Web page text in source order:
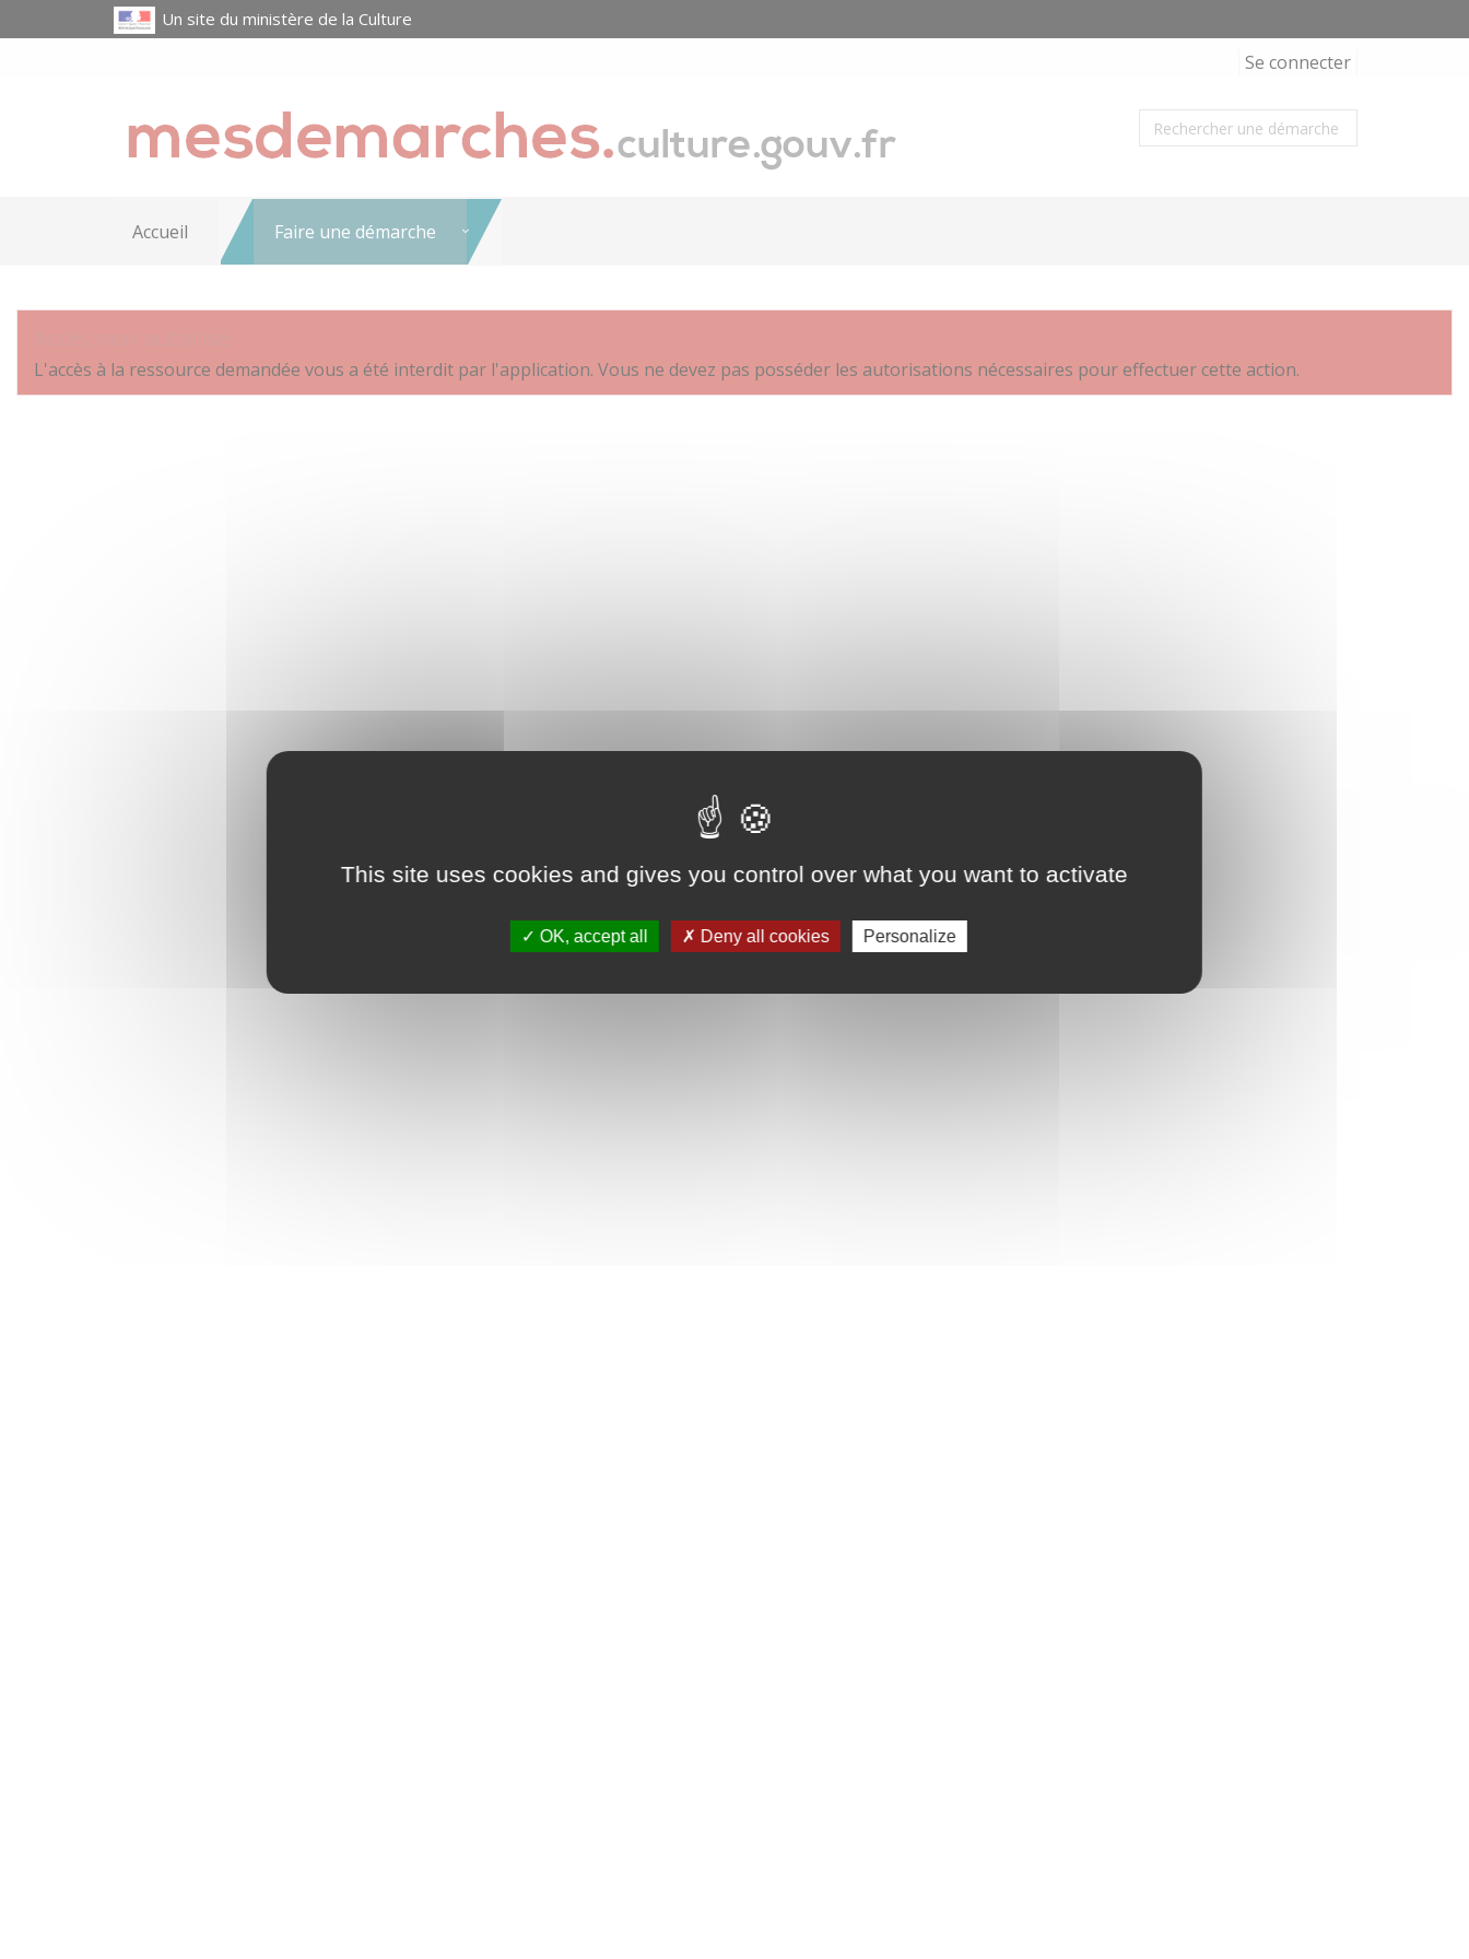
This site uses cookies and gives you control over what you want to activate
OK, accept all Deny all cookies Personalize
Un site du ministère de la Culture
Se connecter
Accueil Faire une démarche
L'accès à la ressource demandée vous a été interdit par l'application. Vous ne devez pas posséder les autorisations nécessaires pour effectuer cette action.